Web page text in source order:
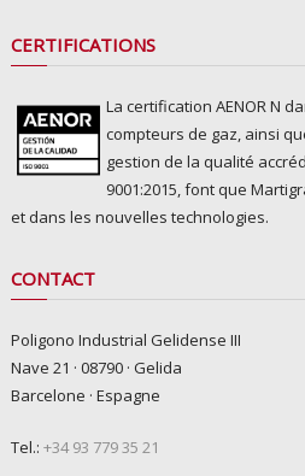
CERTIFICATIONS
La certification AENOR N
compteurs de gaz, ainsi
gestion de la qualité
9001:2015, font que
et dans les nouvelles technologies.
CONTACT
Poligono Industrial Gelidense III
Nave 21 · 08790 · Gelida
Barcelone · Espagne
Tel.: +34 93 779 35 21